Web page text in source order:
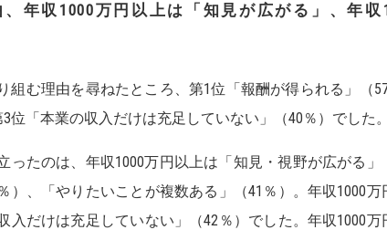
、年収 1000万円以上は「知見が広がる」、年収
組む理由を尋ねたところ、第1位「報酬が得られる」（
位「本業の収入だけは充足していない」（40％）でした。
ったのは、年収1000万円以上は「知見・視野が広がる」
）、「やりたいことが複数ある」（41％）。年収1000
入だけは充足していない」（42％）でした。年収1000